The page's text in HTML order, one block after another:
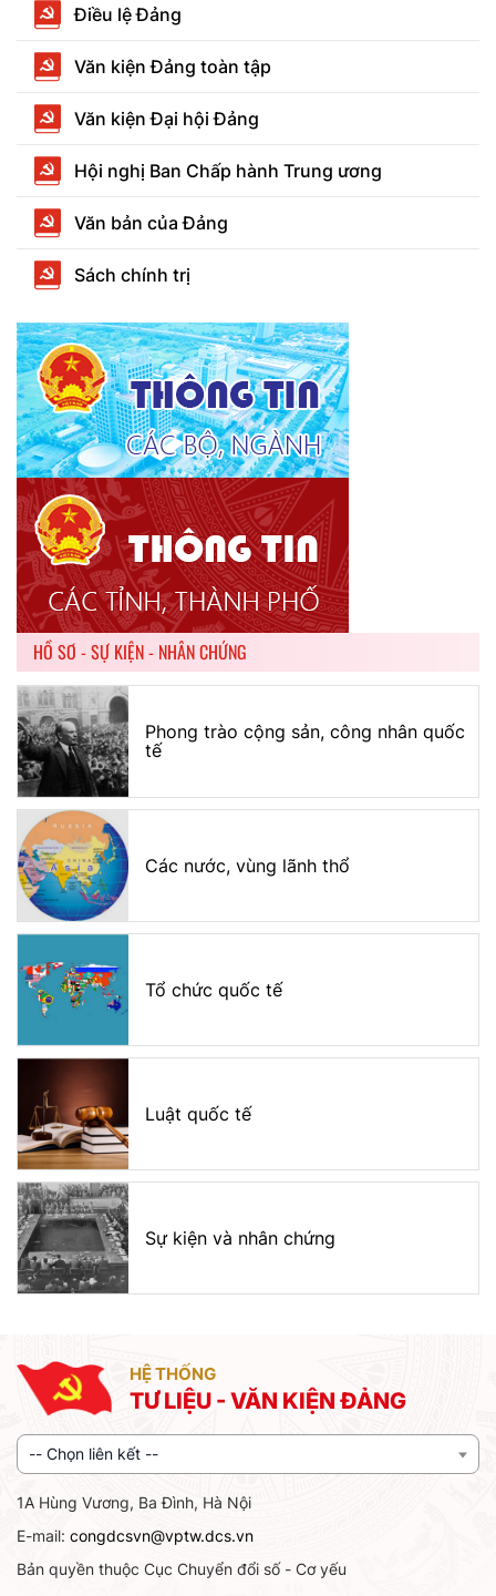
Điều lệ Đảng
Văn kiện Đảng toàn tập
Văn kiện Đại hội Đảng
Hội nghị Ban Chấp hành Trung ương
Văn bản của Đảng
Sách chính trị
HỒ SƠ - SỰ KIỆN - NHÂN CHỨNG
Phong trào cộng sản, công nhân quốc
tế
Các nước, vùng lãnh thổ
Tổ chức quốc tế
Luật quốc tế
Sự kiện và nhân chứng
HỆ THỐNG
TƯ LIỆU - VĂN KIỆN ĐẢNG
-- Chọn liên kết --
1A Hùng Vương, Ba Đình, Hà Nội
E-mail: congdcsvn@vptw.dcs.vn
Bản quyền thuộc Cục Chuyển đổi số - Cơ yếu